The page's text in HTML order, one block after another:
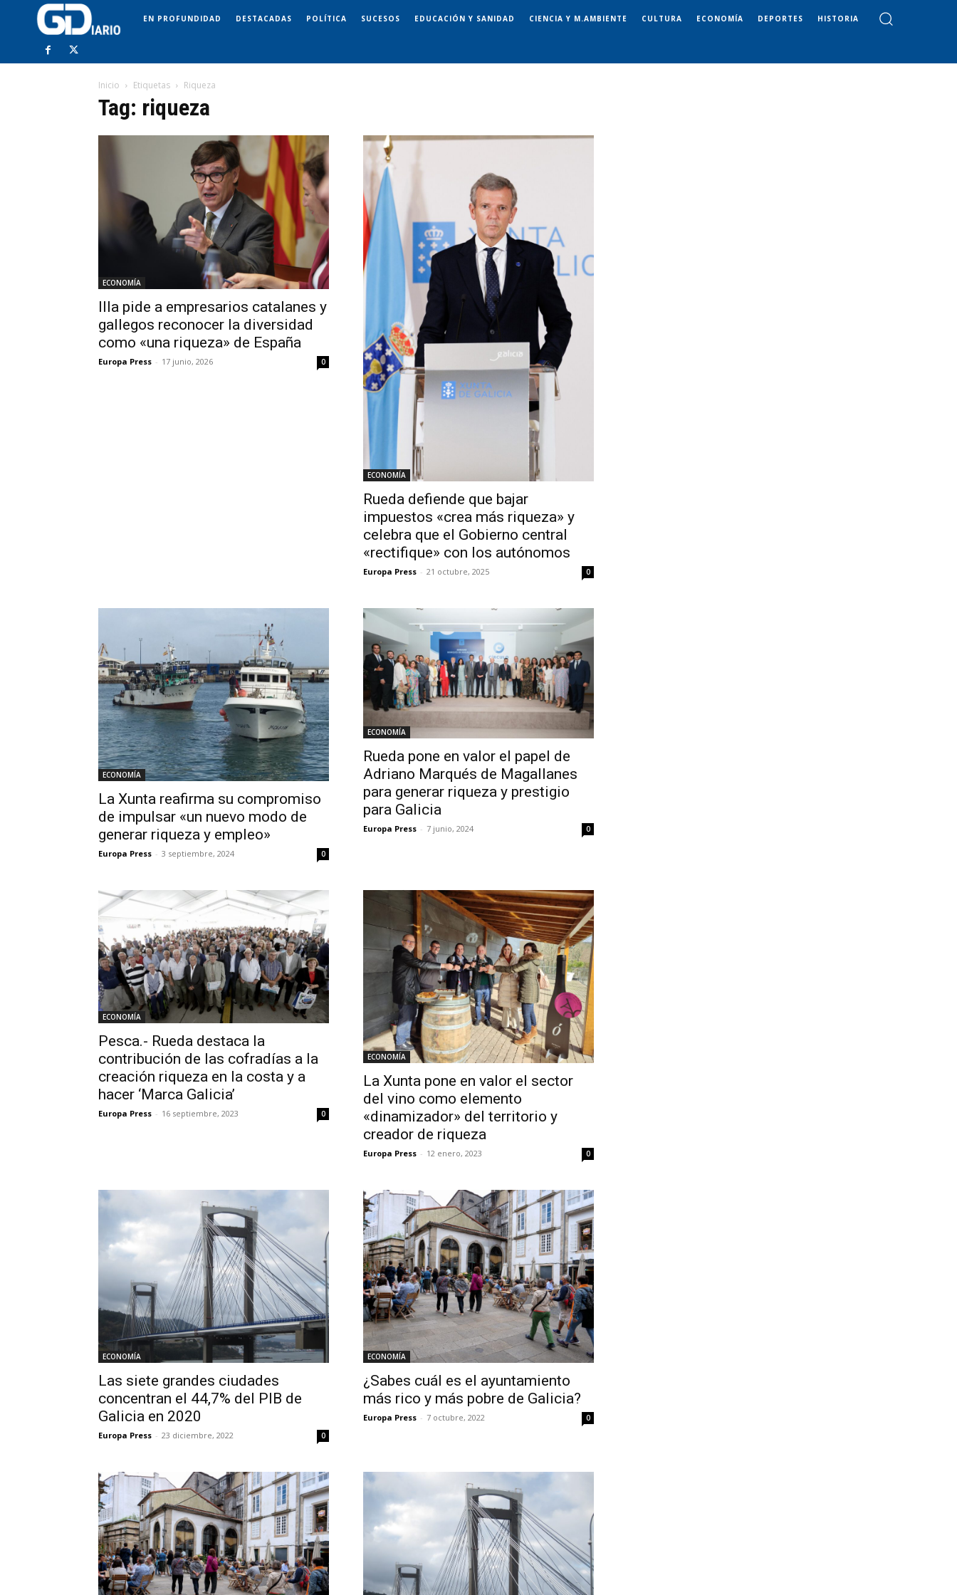
EN PROFUNDIDAD DESTACADAS POLÍTICA SUCESOS EDUCACIÓN Y SANIDAD CIENCIA Y M.AMBIENTE CULTURA ECONOMÍA DEPORTES HISTORIA
Inicio Etiquetas Riqueza
Tag: riqueza
ECONOMÍA
Illa pide a empresarios catalanes y
gallegos reconocer la diversidad
como «una riqueza» de España
Europa Press - 17 junio, 2026 0
ECONOMÍA
Rueda defiende que bajar
impuestos «crea más riqueza» y
celebra que el Gobierno central
«rectifique» con los autónomos
Europa Press - 21 octubre, 2025 0
ECONOMÍA
La Xunta reafirma su compromiso
de impulsar «un nuevo modo de
generar riqueza y empleo»
Europa Press - 3 septiembre, 2024 0
ECONOMÍA
Rueda pone en valor el papel de
Adriano Marqués de Magallanes
para generar riqueza y prestigio
para Galicia
Europa Press - 7 junio, 2024 0
ECONOMÍA
Pesca.- Rueda destaca la
contribución de las cofradías a la
creación riqueza en la costa y a
hacer ‘Marca Galicia’
Europa Press - 16 septiembre, 2023 0
ECONOMÍA
La Xunta pone en valor el sector
del vino como elemento
«dinamizador» del territorio y
creador de riqueza
Europa Press - 12 enero, 2023 0
ECONOMÍA
Las siete grandes ciudades
concentran el 44,7% del PIB de
Galicia en 2020
Europa Press - 23 diciembre, 2022 0
ECONOMÍA
¿Sabes cuál es el ayuntamiento
más rico y más pobre de Galicia?
Europa Press - 7 octubre, 2022 0